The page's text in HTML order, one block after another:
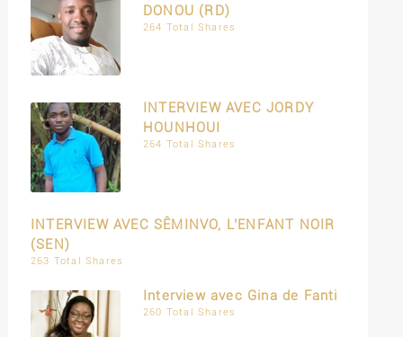
DONOU (RD)
264 Total Shares
INTERVIEW AVEC JORDY
HOUNHOUI
264 Total Shares
INTERVIEW AVEC SÊMINVO, L’ENFANT NOIR
(SEN)
263 Total Shares
Interview avec Gina de Fanti
260 Total Shares